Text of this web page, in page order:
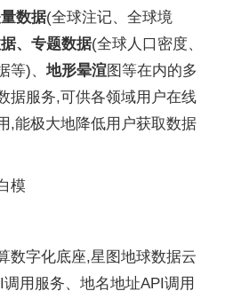
数据(全球注记、全球境
、专题数据(全球人口密度、
等)、 地形晕渲图等在内的多
据服务,可供各领域用户在线
,能极大地降低用户获取数据
模
数字化底座,星图地球数据云
用服务、地名地址API调用